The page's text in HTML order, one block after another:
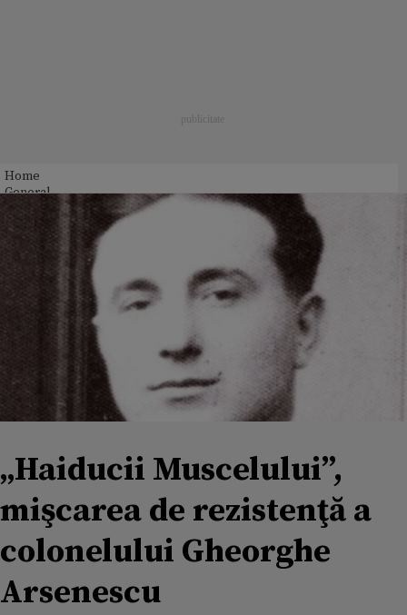
Home
General
„Haiducii Muscelului”,
mişcarea de rezistenţă a
colonelului Gheorghe
Arsenescu